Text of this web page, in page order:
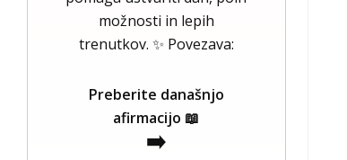
možnosti in lepih
trenutkov. ✨ Povezava:
Preberite današnjo
afirmacijo 📖
➡️